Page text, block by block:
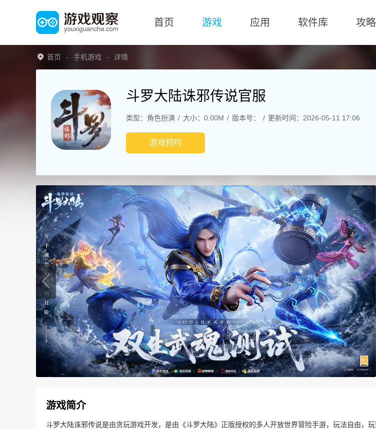
首页 游戏 应用 软件库 攻略
首页 手机游戏 详情
斗罗大陆诛邪传说官服
类型：角色扮演 大小：0.00M 版本号： 更新时间：2026-05-11 17:06
游戏预约
游戏简介
斗罗大陆诛邪传说是由贪玩游戏开发，是由《斗罗大陆》正版授权的多人开放世界冒险手游，玩法自由，